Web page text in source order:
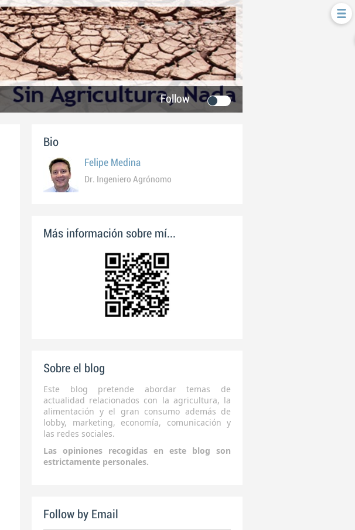
Follow
Bio
Felipe Medina
Dr. Ingeniero Agrónomo
Más información sobre mí...
Sobre el blog
Este blog pretende abordar temas de
actualidad relacionados con la agricultura, la
alimentación y el gran consumo además de
lobby, marketing, economía, comunicación y
las redes sociales.
Las opiniones recogidas en este blog son
estrictamente personales.
Follow by Email